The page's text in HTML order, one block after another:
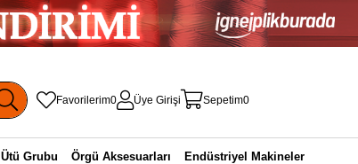
Favorilerim0 Üye Girişi Sepetim0
Ütü Grubu Örgü Aksesuarları Endüstriyel Makineler